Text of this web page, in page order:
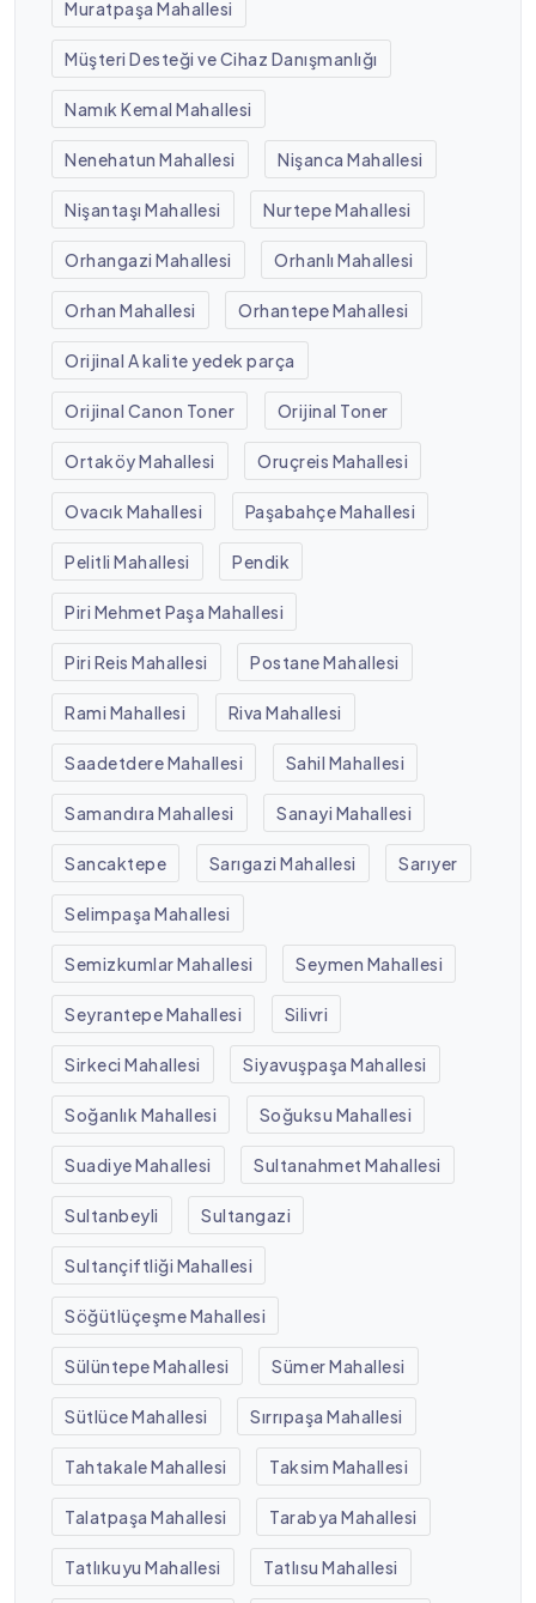
Muratpaşa Mahallesi
Müşteri Desteği ve Cihaz Danışmanlığı
Namık Kemal Mahallesi
Nenehatun Mahallesi Nişanca Mahallesi
Nişantaşı Mahallesi Nurtepe Mahallesi
Orhangazi Mahallesi Orhanlı Mahallesi
Orhan Mahallesi Orhantepe Mahallesi
Orijinal A kalite yedek parça
Orijinal Canon Toner Orijinal Toner
Ortaköy Mahallesi Oruçreis Mahallesi
Ovacık Mahallesi Paşabahçe Mahallesi
Pelitli Mahallesi Pendik
Piri Mehmet Paşa Mahallesi
Piri Reis Mahallesi Postane Mahallesi
Rami Mahallesi Riva Mahallesi
Saadetdere Mahallesi Sahil Mahallesi
Samandıra Mahallesi Sanayi Mahallesi
Sancaktepe Sarıgazi Mahallesi Sarıyer
Selimpaşa Mahallesi
Semizkumlar Mahallesi Seymen Mahallesi
Seyrantepe Mahallesi Silivri
Sirkeci Mahallesi Siyavuşpaşa Mahallesi
Soğanlık Mahallesi Soğuksu Mahallesi
Suadiye Mahallesi Sultanahmet Mahallesi
Sultanbeyli Sultangazi
Sultançiftliği Mahallesi
Söğütlüçeşme Mahallesi
Sülüntepe Mahallesi Sümer Mahallesi
Sütlüce Mahallesi Sırrıpaşa Mahallesi
Tahtakale Mahallesi Taksim Mahallesi
Talatpaşa Mahallesi Tarabya Mahallesi
Tatlıkuyu Mahallesi Tatlısu Mahallesi